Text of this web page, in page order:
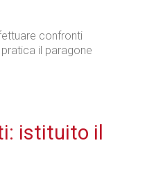
confronti
il paragone
istituito il